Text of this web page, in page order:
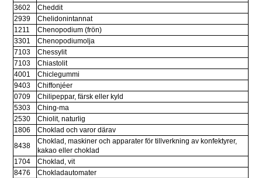
3602
Cheddit
2939
Chelidonintannat
1211
Chenopodium (frön)
3301
Chenopodiumolja
7103
Chessylit
7103
Chiastolit
4001
Chiclegummi
9403
Chiffonjéer
0709
Chilipeppar, färsk eller kyld
5303
Ching-ma
2530
Chiolit, naturlig
1806
Choklad och varor därav
8438
Choklad, maskiner och apparater för tillverkning av konfektyrer,
kakao eller choklad
1704
Choklad, vit
8476
Chokladautomater